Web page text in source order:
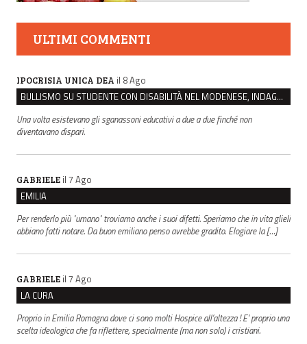
ULTIMI COMMENTI
IPOCRISIA UNICA DEA il 8 Ago
BULLISMO SU STUDENTE CON DISABILITÀ NEL MODENESE, INDAGATI DUE RAGAZZI DI 16 ANNI
Una volta esistevano gli sganassoni educativi a due a due finché non
diventavano dispari.
GABRIELE il 7 Ago
EMILIA
Per renderlo più "umano" troviamo anche i suoi difetti. Speriamo che in vita glieli
abbiano fatti notare. Da buon emiliano penso avrebbe gradito. Elogiare la […]
GABRIELE il 7 Ago
LA CURA
Proprio in Emilia Romagna dove ci sono molti Hospice all’altezza ! E’ proprio una
scelta ideologica che fa riflettere, specialmente (ma non solo) i cristiani.